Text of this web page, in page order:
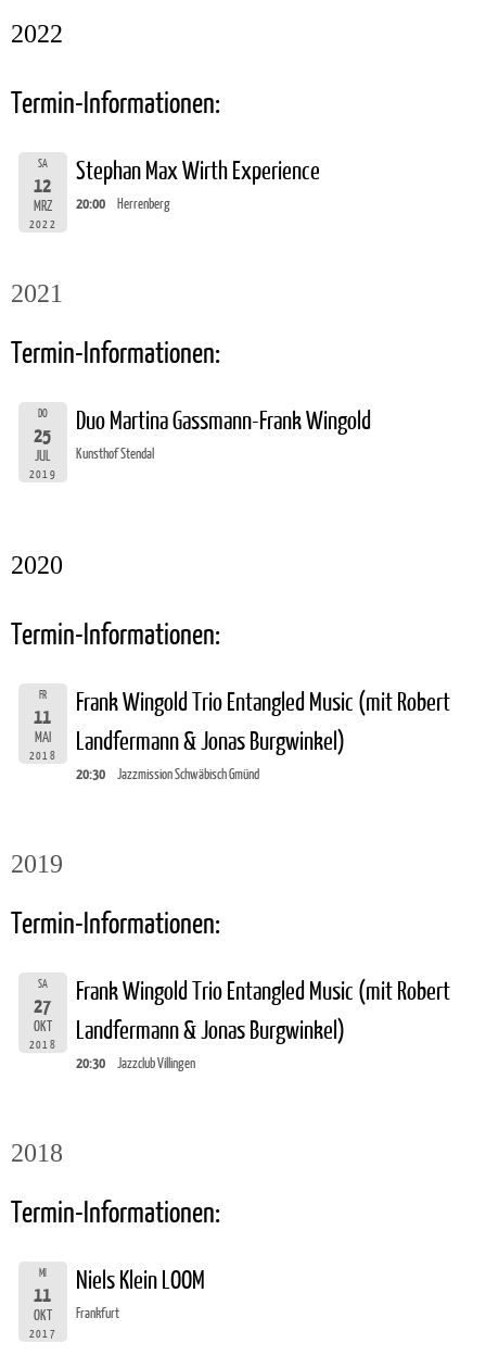
2022
Termin-Informationen:
SA
12
MRZ
2022
Stephan Max Wirth Experience
20:00 Herrenberg
2021
Termin-Informationen:
DO
25
JUL
2019
Duo Martina Gassmann-Frank Wingold
Kunsthof Stendal
2020
Termin-Informationen:
FR
11
MAI
2018
Frank Wingold Trio Entangled Music (mit Robert
Landfermann & Jonas Burgwinkel)
20:30 Jazzmission Schwäbisch Gmünd
2019
Termin-Informationen:
SA
27
OKT
2018
Frank Wingold Trio Entangled Music (mit Robert
Landfermann & Jonas Burgwinkel)
20:30 Jazzclub Villingen
2018
Termin-Informationen:
MI
11
OKT
2017
Niels Klein LOOM
Frankfurt